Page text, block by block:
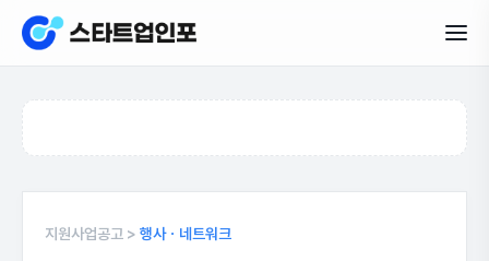
지원사업공고 > 행사ㆍ네트워크